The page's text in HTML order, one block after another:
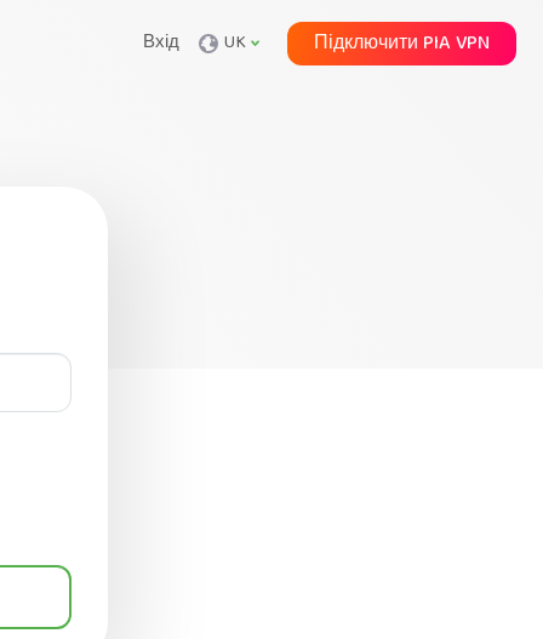
Вхід UK Підключити PIA VPN